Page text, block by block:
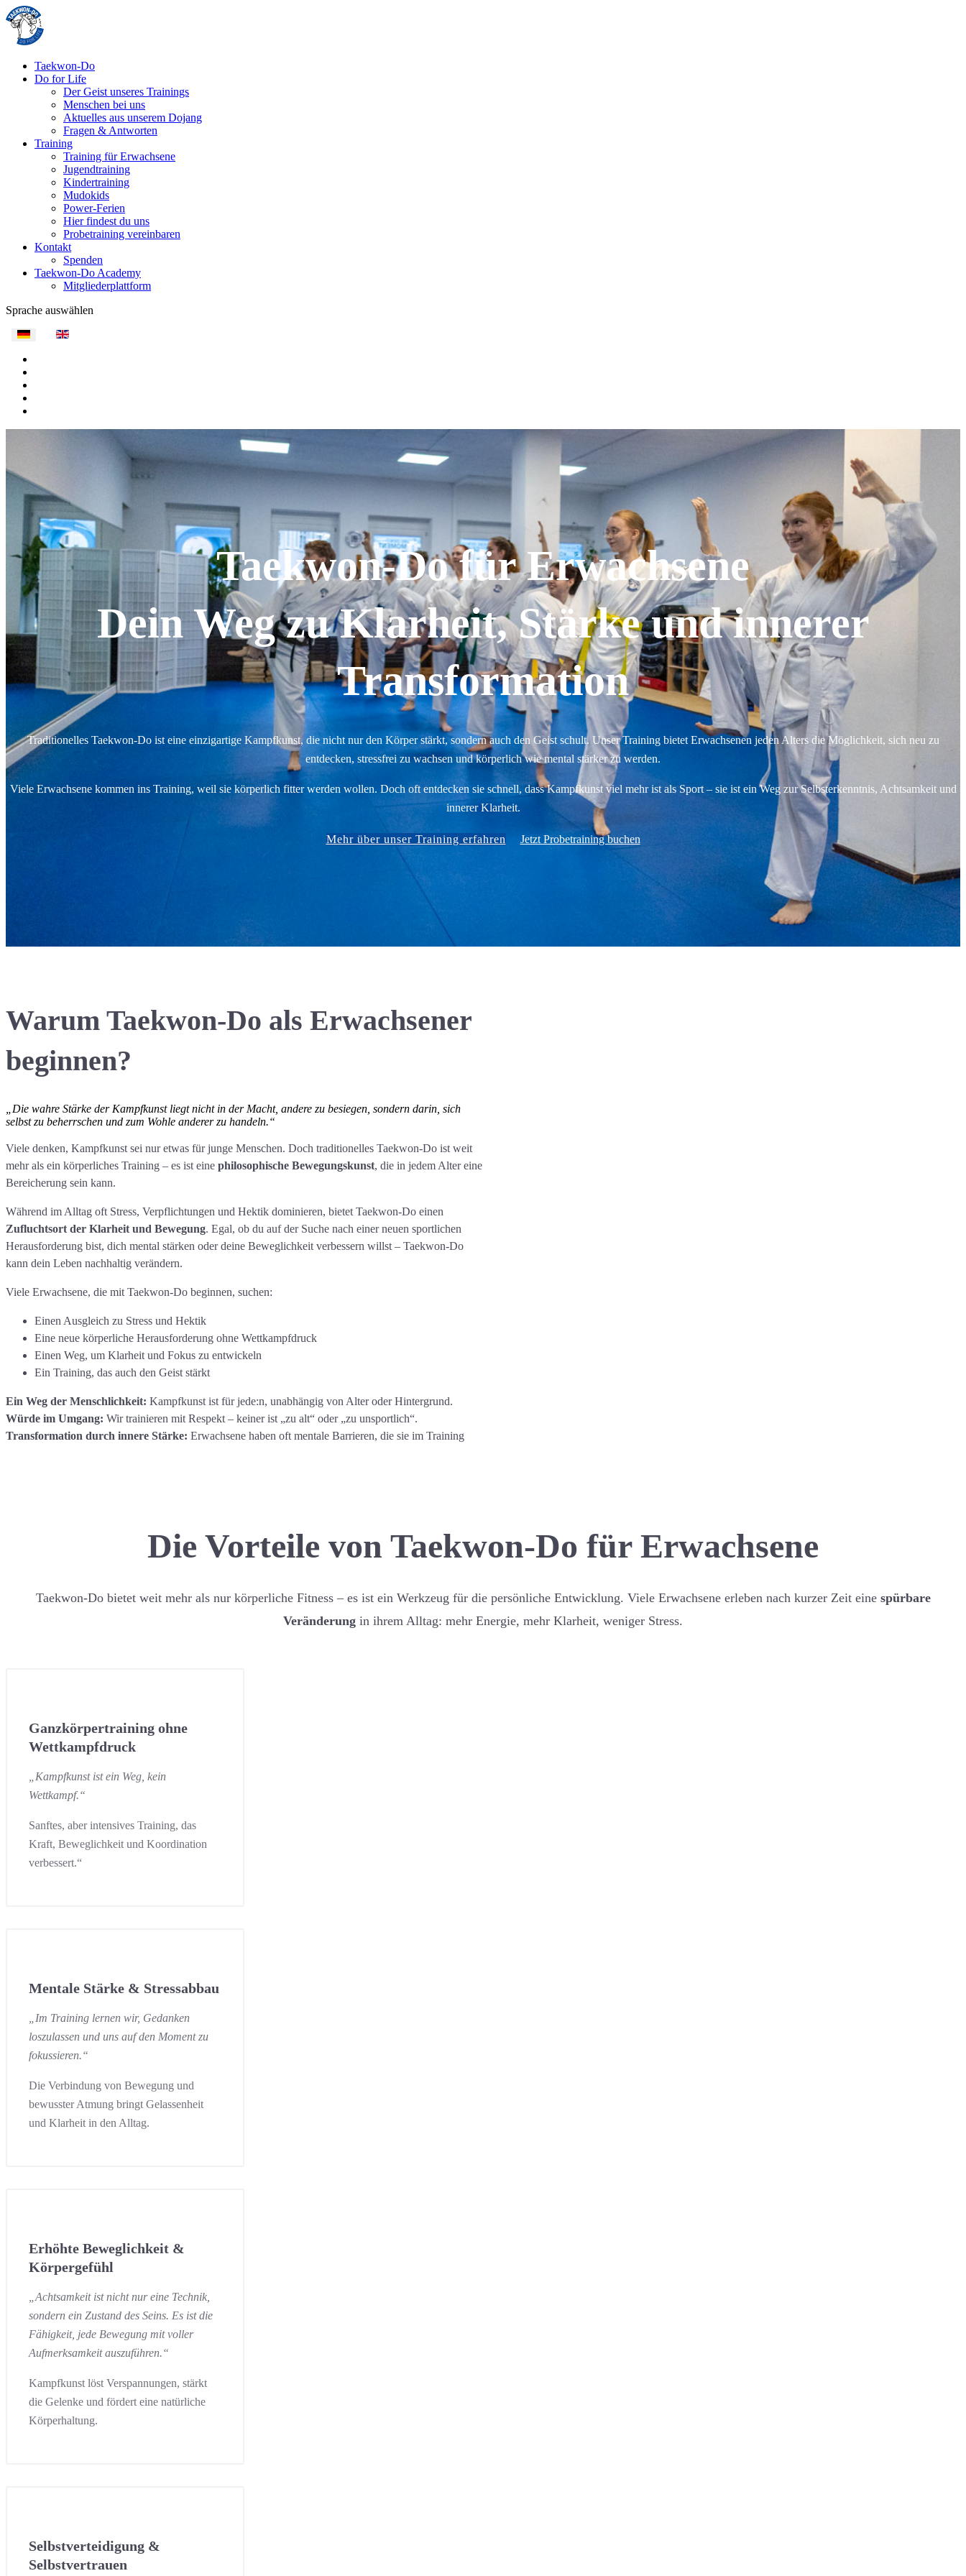
Taekwon-Do
Do for Life
Der Geist unseres Trainings
Menschen bei uns
Aktuelles aus unserem Dojang
Fragen & Antworten
Training
Training für Erwachsene
Jugendtraining
Kindertraining
Mudokids
Power-Ferien
Hier findest du uns
Probetraining vereinbaren
Kontakt
Spenden
Taekwon-Do Academy
Mitgliederplattform
Sprache auswählen
Taekwon-Do für Erwachsene
Dein Weg zu Klarheit, Stärke und innerer
Transformation
Traditionelles Taekwon-Do ist eine einzigartige Kampfkunst, die nicht nur den Körper stärkt, sondern auch den Geist schult. Unser Training bietet Erwachsenen jeden Alters die Möglichkeit, sich neu zu
entdecken, stressfrei zu wachsen und körperlich wie mental stärker zu werden.
Viele Erwachsene kommen ins Training, weil sie körperlich fitter werden wollen. Doch oft entdecken sie schnell, dass Kampfkunst viel mehr ist als Sport – sie ist ein Weg zur Selbsterkenntnis, Achtsamkeit und
innerer Klarheit.
Mehr über unser Training erfahren Jetzt Probetraining buchen
Warum Taekwon-Do als Erwachsener
beginnen?
„Die wahre Stärke der Kampfkunst liegt nicht in der Macht, andere zu besiegen, sondern darin, sich
selbst zu beherrschen und zum Wohle anderer zu handeln.“
Viele denken, Kampfkunst sei nur etwas für junge Menschen. Doch traditionelles Taekwon-Do ist weit
mehr als ein körperliches Training – es ist eine philosophische Bewegungskunst, die in jedem Alter eine
Bereicherung sein kann.
Während im Alltag oft Stress, Verpflichtungen und Hektik dominieren, bietet Taekwon-Do einen
Zufluchtsort der Klarheit und Bewegung. Egal, ob du auf der Suche nach einer neuen sportlichen
Herausforderung bist, dich mental stärken oder deine Beweglichkeit verbessern willst – Taekwon-Do
kann dein Leben nachhaltig verändern.
Viele Erwachsene, die mit Taekwon-Do beginnen, suchen:
Einen Ausgleich zu Stress und Hektik
Eine neue körperliche Herausforderung ohne Wettkampfdruck
Einen Weg, um Klarheit und Fokus zu entwickeln
Ein Training, das auch den Geist stärkt
Ein Weg der Menschlichkeit: Kampfkunst ist für jede:n, unabhängig von Alter oder Hintergrund.
Würde im Umgang: Wir trainieren mit Respekt – keiner ist „zu alt“ oder „zu unsportlich“.
Transformation durch innere Stärke: Erwachsene haben oft mentale Barrieren, die sie im Training
Die Vorteile von Taekwon-Do für Erwachsene
Taekwon-Do bietet weit mehr als nur körperliche Fitness – es ist ein Werkzeug für die persönliche Entwicklung. Viele Erwachsene erleben nach kurzer Zeit eine spürbare
Veränderung in ihrem Alltag: mehr Energie, mehr Klarheit, weniger Stress.
Ganzkörpertraining ohne
Wettkampfdruck
„Kampfkunst ist ein Weg, kein
Wettkampf.“
Sanftes, aber intensives Training, das
Kraft, Beweglichkeit und Koordination
verbessert.“
Mentale Stärke & Stressabbau
„Im Training lernen wir, Gedanken
loszulassen und uns auf den Moment zu
fokussieren.“
Die Verbindung von Bewegung und
bewusster Atmung bringt Gelassenheit
und Klarheit in den Alltag.
Erhöhte Beweglichkeit &
Körpergefühl
„Achtsamkeit ist nicht nur eine Technik,
sondern ein Zustand des Seins. Es ist die
Fähigkeit, jede Bewegung mit voller
Aufmerksamkeit auszuführen.“
Kampfkunst löst Verspannungen, stärkt
die Gelenke und fördert eine natürliche
Körperhaltung.
Selbstverteidigung &
Selbstvertrauen